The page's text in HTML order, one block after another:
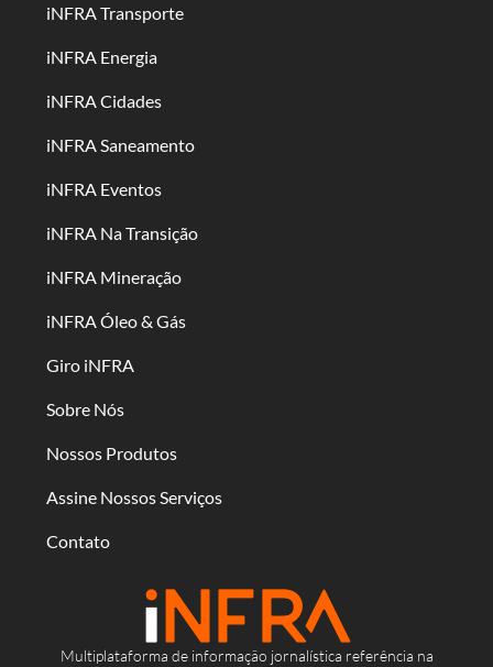
Multiplataforma de informação jornalística referência na
iNFRA Transporte
iNFRA Energia
iNFRA Cidades
iNFRA Saneamento
iNFRA Eventos
iNFRA Na Transição
iNFRA Mineração
iNFRA Óleo & Gás
Giro iNFRA
Sobre Nós
Nossos Produtos
Assine Nossos Serviços
Contato